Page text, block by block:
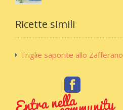
Ricette simili
Triglie saporite allo Zafferano